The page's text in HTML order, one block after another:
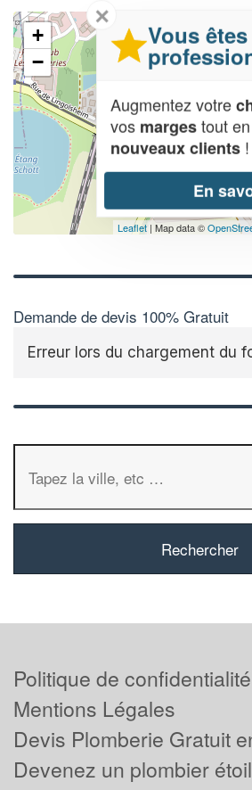
+
−
Leaflet | Map data ©
Demande de devis 100% Gratuit
Erreur lors du chargement du
✕
Vous
Augmentez votre
vos margestout
nouveaux clients !
En
Politique de confidentialité
Mentions Légales
Devis Plomberie Gratuit
Devenez un plombier